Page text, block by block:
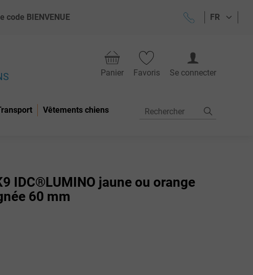
BIENVENUE FR
Panier Favoris Se connecter
Vêtements chiens
IDC®LUMINO jaune ou orange
60 mm